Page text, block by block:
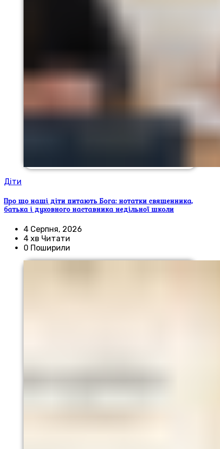
Діти
Про що наші діти питають Бога: нотатки священника,
батька і духовного наставника недільної школи
4 Серпня, 2026
4 хв Читати
0 Поширили